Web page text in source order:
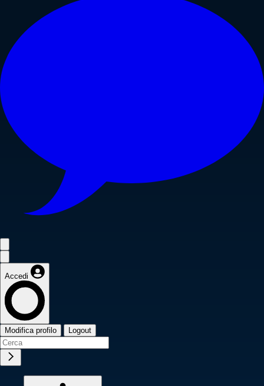
Accedi
Modifica profilo Logout